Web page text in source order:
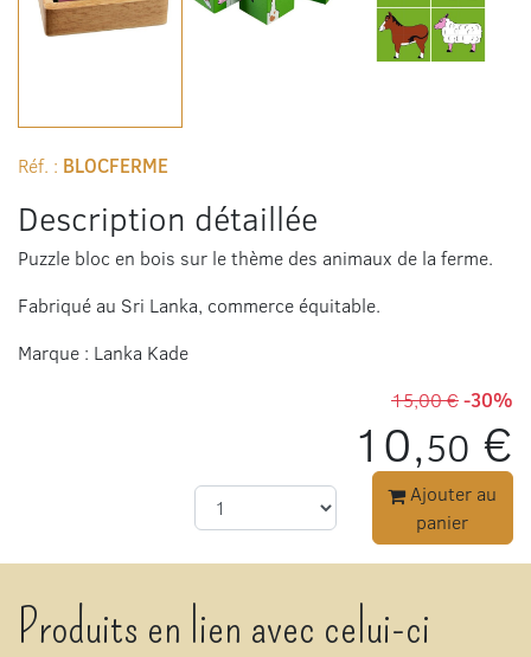
Réf. : BLOCFERME
Description détaillée
Puzzle bloc en bois sur le thème des animaux de la ferme.
Fabriqué au Sri Lanka, commerce équitable.
Marque : Lanka Kade
15,00 €-30%
10,50 €
Ajouter au
panier
Produits en lien avec celui-ci